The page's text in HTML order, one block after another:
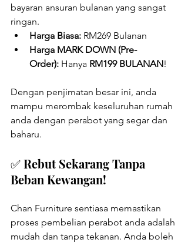
bayaran ansuran bulanan yang sangat
ringan.
Harga Biasa: RM269 Bulanan
Harga MARK DOWN (Pre-
Order): Hanya RM199 BULANAN!
Dengan penjimatan besar ini, anda
mampu merombak keseluruhan rumah
anda dengan perabot yang segar dan
baharu.
✅ Rebut Sekarang Tanpa
Beban Kewangan!
Chan Furniture sentiasa memastikan
proses pembelian perabot anda adalah
mudah dan tanpa tekanan. Anda boleh